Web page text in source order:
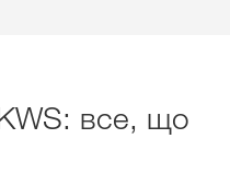
все, що